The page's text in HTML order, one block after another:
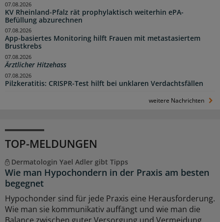
KV Rheinland-Pfalz rät prophylaktisch weiterhin ePA-
Befüllung abzurechnen
07.08.2026
App-basiertes Monitoring hilft Frauen mit metastasiertem
Brustkrebs
07.08.2026
Ärztlicher Hitzehass
07.08.2026
Pilzkeratitis: CRISPR-Test hilft bei unklaren Verdachtsfällen
07.08.2026
weitere Nachrichten
TOP-MELDUNGEN
Dermatologin Yael Adler gibt Tipps
Wie man Hypochondern in der Praxis am besten
begegnet
Hypochonder sind für jede Praxis eine Herausforderung.
Wie man sie kommunikativ auffängt und wie man die